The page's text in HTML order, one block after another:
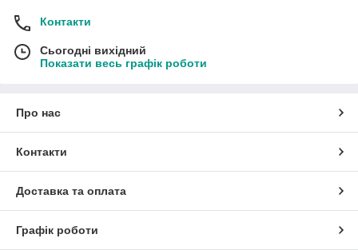
Контакти
Сьогодні вихідний
Показати весь графік роботи
Про нас
Контакти
Доставка та оплата
Графік роботи